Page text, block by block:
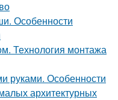
Особенности
Технология монтажа
руками. Особенности
архитектурных